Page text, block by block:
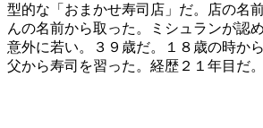
型的な「おまかせ寿司店」だ。店の名
んの名前から取った。ミシュランが認
意外に若い。３９歳だ。１８歳の時か
父から寿司を習った。経歴２１年目だ。